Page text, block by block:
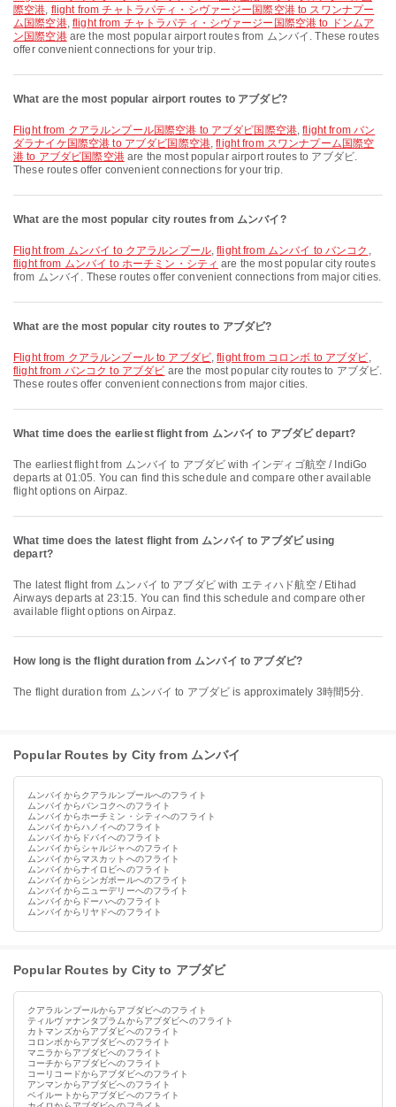
際空港, flight from チャトラパティ・シヴァージー国際空港 to スワンナプー
ム国際空港, flight from チャトラパティ・シヴァージー国際空港 to ドンムア
ン国際空港are the most popular airport routes from ムンバイ. These routes
offer convenient connections for your trip.
What are the most popular airport routes to アブダビ?
flight from クアラルンプール国際空港 to アブダビ国際空港,flight from バン
ダラナイケ国際空港 to アブダビ国際空港,flight from スワンナプーム国際空
港 to アブダビ国際空港are the most popular airport routes to アブダビ.
These routes offer convenient connections for your trip.
What are the most popular city routes from ムンバイ?
flight from ムンバイ to クアラルンプール,flight from ムンバイ to バンコク ,
flight from ムンバイ to ホーチミン・シティ are the most popular city routes
from ムンバイ. These routes offer convenient connections from major cities.
What are the most popular city routes to アブダビ?
flight from クアラルンプール to アブダビ,flight from コロンボ to アブダビ,
flight from バンコク to アブダビ are the most popular city routes to アブダビ.
These routes offer convenient connections from major cities.
What time does the earliest flight from ムンバイ to アブダビ depart?
The earliest flight from ムンバイ to アブダビ with インディゴ航空 / IndiGo
departs at 01:05. You can find this schedule and compare other available
flight options on Airpaz.
What time does the latest flight from ムンバイ to アブダビ using
depart?
The latest flight from ムンバイ to アブダビ with エティハド航空 / Etihad
Airways departs at 23:15. You can find this schedule and compare other
available flight options on Airpaz.
How long is the flight duration from ムンバイ to アブダビ?
The flight duration from ムンバイ to アブダビ is approximately 3時間5分.
Popular Routes by City from ムンバイ
ムンバイからクアラルンプールへのフライト
ムンバイからバンコクへのフライト
ムンバイからホーチミン・シティへのフライト
ムンバイからハノイへのフライト
ムンバイからドバイへのフライト
ムンバイからシャルジャへのフライト
ムンバイからマスカットへのフライト
ムンバイからナイロビへのフライト
ムンバイからシンガポールへのフライト
ムンバイからニューデリーへのフライト
ムンバイからドーハへのフライト
ムンバイからリヤドへのフライト
Popular Routes by City to アブダビ
クアラルンプールからアブダビへのフライト
ティルヴァナンタプラムからアブダビへのフライト
カトマンズからアブダビへのフライト
コロンボからアブダビへのフライト
マニラからアブダビへのフライト
コーチからアブダビへのフライト
コーリコードからアブダビへのフライト
アンマンからアブダビへのフライト
ベイルートからアブダビへのフライト